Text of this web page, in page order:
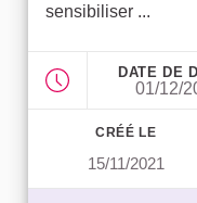
sensibiliser ...
DATE DE
01/12/
CRÉÉ LE
15/11/2021